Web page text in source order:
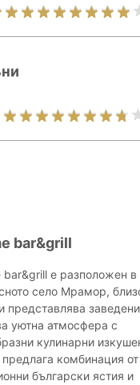
bar&grill
bar&grill е разположен в
село Мрамор,
представлява
уютна атмосфера с
кулинарни
комбинация от
български ястия и